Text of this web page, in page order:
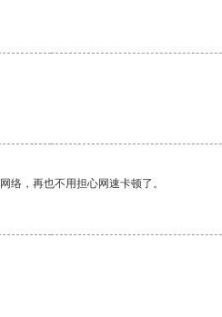
络，再也不用担心网速卡顿了。